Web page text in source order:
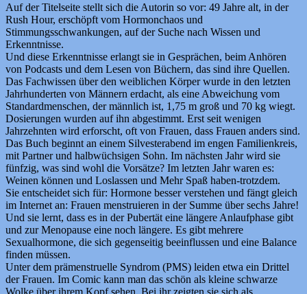
Auf der Titelseite stellt sich die Autorin so vor: 49 Jahre alt, in der
Rush Hour, erschöpft vom Hormonchaos und
Stimmungsschwankungen, auf der Suche nach Wissen und
Erkenntnisse.
Und diese Erkenntnisse erlangt sie in Gesprächen, beim Anhören
von Podcasts und dem Lesen von Büchern, das sind ihre Quellen.
Das Fachwissen über den weiblichen Körper wurde in den letzten
Jahrhunderten von Männern erdacht, als eine Abweichung vom
Standardmenschen, der männlich ist, 1,75 m groß und 70 kg wiegt.
Dosierungen wurden auf ihn abgestimmt. Erst seit wenigen
Jahrzehnten wird erforscht, oft von Frauen, dass Frauen anders sind.
Das Buch beginnt an einem Silvesterabend im engen Familienkreis,
mit Partner und halbwüchsigen Sohn. Im nächsten Jahr wird sie
fünfzig, was sind wohl die Vorsätze? Im letzten Jahr waren es:
Weinen können und Loslassen und Mehr Spaß haben-trotzdem.
Sie entscheidet sich für: Hormone besser verstehen und fängt gleich
im Internet an: Frauen menstruieren in der Summe über sechs Jahre!
Und sie lernt, dass es in der Pubertät eine längere Anlaufphase gibt
und zur Menopause eine noch längere. Es gibt mehrere
Sexualhormone, die sich gegenseitig beeinflussen und eine Balance
finden müssen.
Unter dem prämenstruelle Syndrom (PMS) leiden etwa ein Drittel
der Frauen. Im Comic kann man das schön als kleine schwarze
Wolke über ihrem Kopf sehen. Bei ihr zeigten sie sich als